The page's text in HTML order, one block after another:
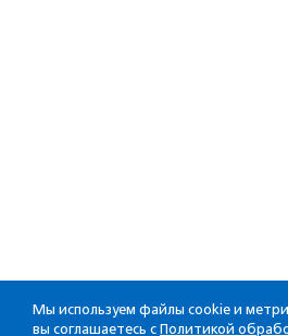
Мы используем файлы cookie и
вы соглашаетесь с Политикой